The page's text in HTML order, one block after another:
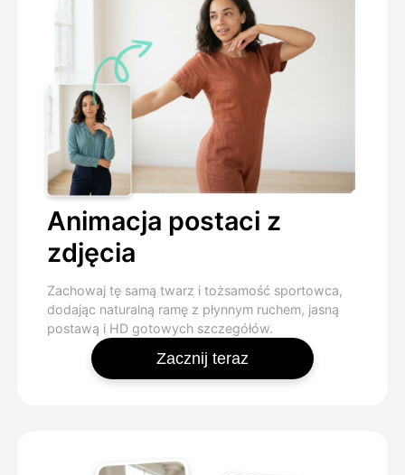
Animacja postaci z
zdjęcia
Zachowaj tę samą twarz i tożsamość sportowca,
dodając naturalną ramę z płynnym ruchem, jasną
postawą i HD gotowych szczegółów.
Zacznij teraz